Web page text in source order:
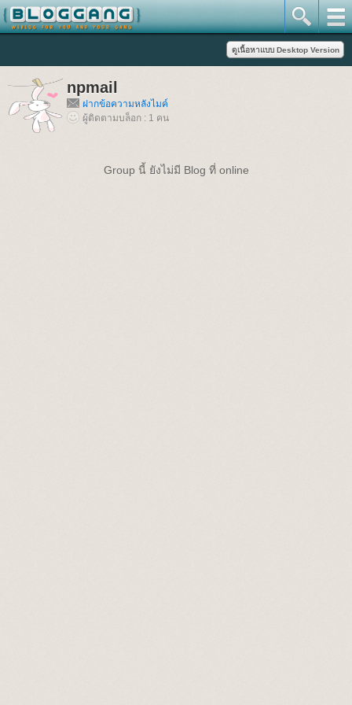
npmail
ฝากข้อความหลังไมค์
ผู้ติดตามบล็อก : 1 คน
Group นี้ ยังไม่มี Blog ที่ online